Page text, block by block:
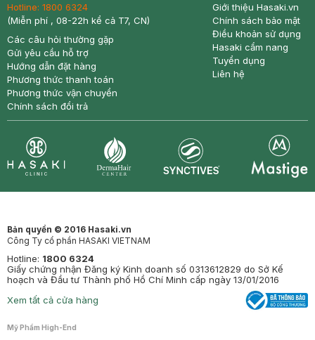
Hotline: 1800 6324
(Miễn phí , 08-22h kể cả T7, CN)
Các câu hỏi thường gặp
Gửi yêu cầu hỗ trợ
Hướng dẫn đặt hàng
Phương thức thanh toán
Phương thức vận chuyển
Chính sách đổi trả
Giới thiệu Hasaki.vn
Chính sách bảo mật
Điều khoản sử dụng
Hasaki cẩm nang
Tuyển dụng
Liên hệ
Bản quyền © 2016 Hasaki.vn
Công Ty cổ phần HASAKI VIETNAM
Hotline: 1800 6324
Giấy chứng nhận Đăng ký Kinh doanh số 0313612829 do Sở Kế
hoạch và Đầu tư Thành phố Hồ Chí Minh cấp ngày 13/01/2016
Xem tất cả cửa hàng
Mỹ Phẩm High-End